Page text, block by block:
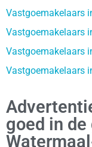
Vastgoemakelaars
Vastgoemakelaars
Vastgoemakelaars
Vastgoemakelaars
goed in